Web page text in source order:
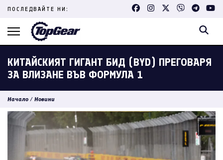
Skip
content
ПОСЛЕДВАЙТЕ НИ:
КИТАЙСКИЯТ ГИГАНТ БИД (BYD) ПРЕГОВАРЯ
ЗА ВЛИЗАНЕ ВЪВ ФОРМУЛА 1
Начало / Новини